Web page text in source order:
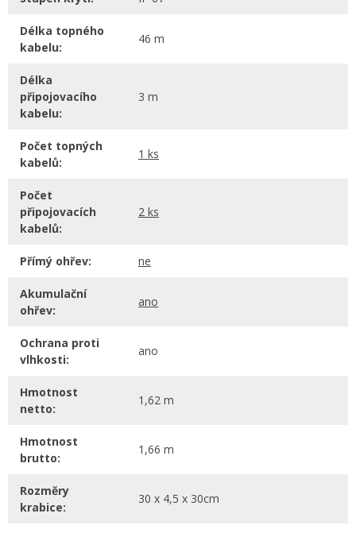
Délka topného
kabelu:
46 m
Délka
připojovacího
kabelu:
3 m
Počet topných
kabelů:
1 ks
Počet
připojovacích
kabelů:
2 ks
Přímý ohřev: ne
Akumulační
ohřev:
ano
Ochrana proti
vlhkosti:
ano
Hmotnost
netto:
1,62 m
Hmotnost
brutto:
1,66 m
Rozměry
krabice:
30 x 4,5 x 30cm